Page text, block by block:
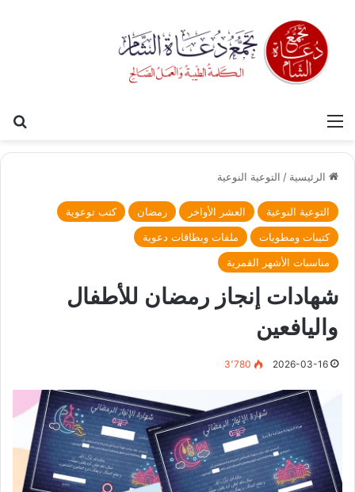
القائمة
الرئيسية / التوعية النوعية
التوعية النوعية العشر الأواخر رمضان
كتب توعوية
كتيبات ومطويات
ملفات وبطاقات دعوية
مناسبات الأشهر القمرية
شهادات إنجاز رمضان للأطفال
واليافعين
2026-03-16 3٬780